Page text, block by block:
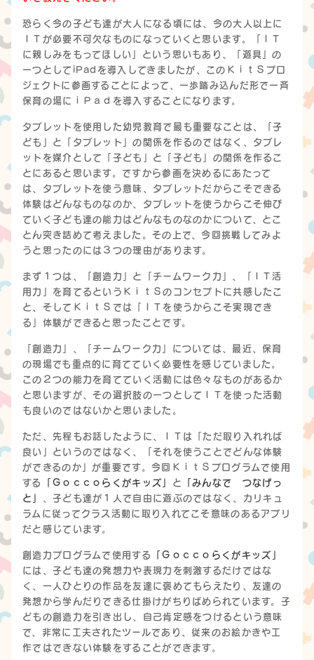
恐らく今の子ども達が大人になる頃には、今の大人以上に
ＩＴが必要不可欠なものになっていくと思います。「ＩＴ
に親しみをもってほしい」という思いもあり、「遊具」の
一つとしてiPadを導入してきましたが、このＫｉｔＳプロ
ジェクトに参画することによって、一歩踏み込んだ形で一斉
保育の場にｉＰａｄを導入することになります。
タブレットを使用した幼児教育で最も重要なことは、「子
ども」と「タブレット」の関係を作るのではなく、タブレ
ットを媒介として「子ども」と「子ども」の関係を作るこ
とにあると思います。ですから参画を決めるにあたって
は、タブレットを使う意味、タブレットだからこそできる
体験はどんなものなのか、タブレットを使うからこそ伸び
ていく子ども達の能力はどんなものなのかについて、とこ
とん突き詰めて考えました。 その上で、今回挑戦してみよ
うと思ったのには３つの理由があります。
まず１つは、「創造力」と「チームワーク力」、「ＩＴ活
用力」を育てるというＫｉｔＳのコンセプトに共感したこ
と、そしてＫｉｔＳでは「ＩＴを使うからこそ実現でき
る」体験ができると思ったことです。
「創造力」、「チームワーク力」については、最近、保育
の現場でも重点的に育てていく必要性を感じていました。
この２つの能力を育てていく活動には色々なものがあるか
と思いますが、その選択肢の一つとしてＩＴを使った活動
も良いのではないかと思いました。
ただ、先程もお話したように、ＩＴは「ただ取り入れれば
良い」というのではなく、「それを使うことでどんな体験
ができるのか」が重要です。今回ＫｉｔＳプログラムで使用
する
「Ｇｏｃｃｏらくがキッズ」 と
「みんなで つなげっ
と」
、子ども達が１人で自由に遊ぶのではなく、カリキュ
ラムに従ってクラス活動に取り入れてこそ意味のあるアプリ
だと感じています。
創造力プログラムで使用する
「Ｇｏｃｃｏらくがキッズ」
には、子ども達の発想力や表現力を刺激するだけではな
く、一人ひとりの作品を友達に褒めてもらえたり、友達の
発想から学んだりできる仕掛けがちりばめられています。子
どもの創造力を引き出し、自己肯定感をつけるという意味
で、非常に工夫されたツールであり、従来のお絵かきや工
作ではできない体験をすることができます。